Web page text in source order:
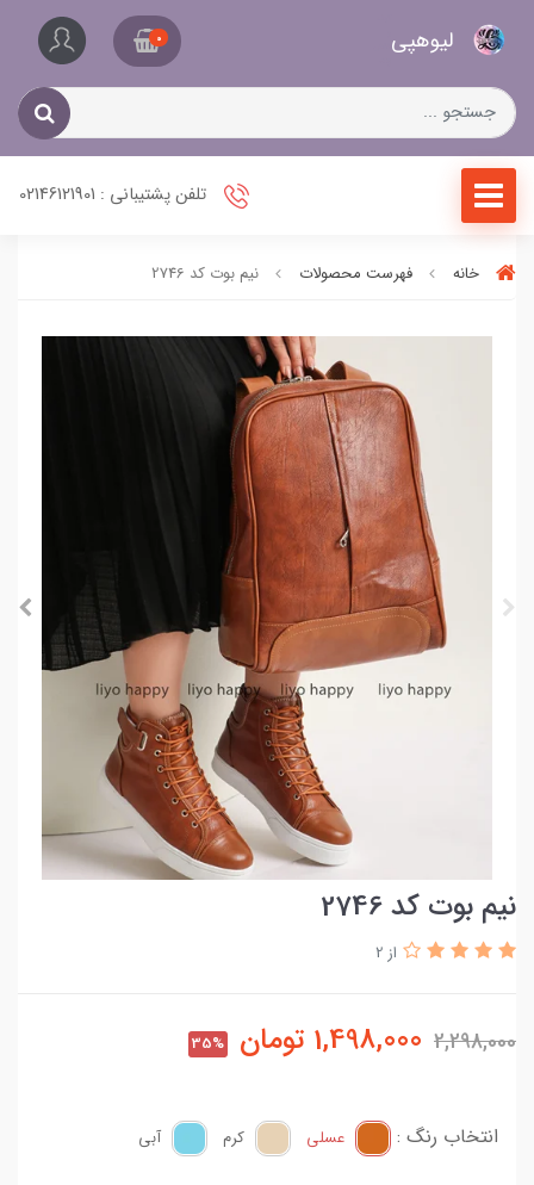
لیو‌هپی 0
تلفن پشتیبانی : 02146121901
خانه فهرست محصولات نیم بوت کد 2746
نیم بوت کد 2746
از 2
2,298,000
1,498,000 تومان 35%
انتخاب رنگ : عسلی کرم آبی